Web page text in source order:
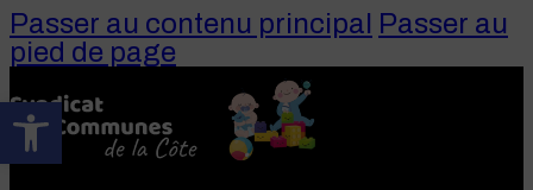
Ouvrir la barre d’outils
Passer au contenu principal Passer au
pied de page